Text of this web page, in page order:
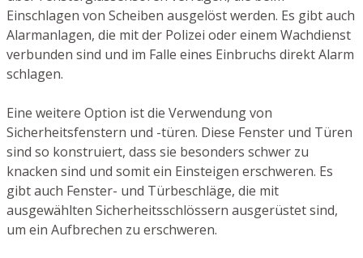
Einschlagen von Scheiben ausgelöst werden. Es gibt auch
Alarmanlagen, die mit der Polizei oder einem Wachdienst
verbunden sind und im Falle eines Einbruchs direkt Alarm
schlagen.
Eine weitere Option ist die Verwendung von
Sicherheitsfenstern und -türen. Diese Fenster und Türen
sind so konstruiert, dass sie besonders schwer zu
knacken sind und somit ein Einsteigen erschweren. Es
gibt auch Fenster- und Türbeschläge, die mit
ausgewählten Sicherheitsschlössern ausgerüstet sind,
um ein Aufbrechen zu erschweren.